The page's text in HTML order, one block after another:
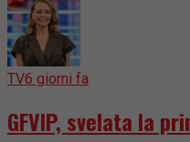
TV6 giorni fa
GFVIP, svelata la